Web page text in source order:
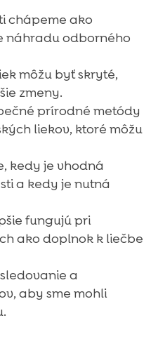
chápeme ako
náhradu odborného
môžu byť skryté,
zmeny.
prírodné metódy
liekov, ktoré môžu
kedy je vhodná
a kedy je nutná
fungujú pri
ako doplnok k liečbe
a
aby sme mohli